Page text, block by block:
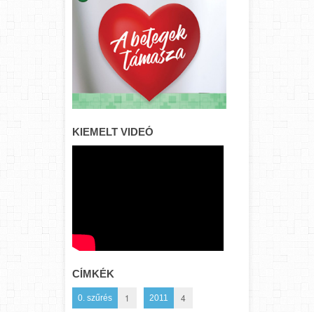
KIEMELT VIDEÓ
CÍMKÉK
0. szűrés 1 2011 4